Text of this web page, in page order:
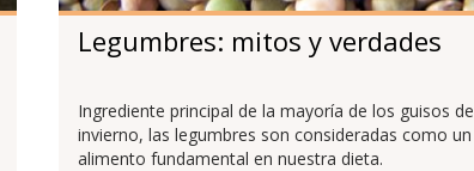
Legumbres: mitos y verdades
Ingrediente principal de la mayoría de los guisos de
invierno, las legumbres son consideradas como un
alimento fundamental en nuestra dieta.